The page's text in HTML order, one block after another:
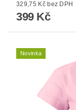
329,75 Kč bez DPH
399 Kč
Novinka